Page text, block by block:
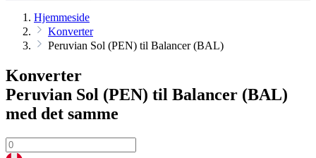
Hjemmeside
Konverter
Peruvian Sol (PEN) til Balancer (BAL)
Konverter
Peruvian Sol (PEN) til Balancer (BAL)
med det samme